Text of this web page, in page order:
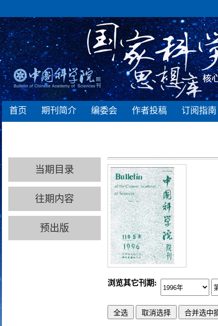
首页 期刊简介 编委会 作者投稿 订阅指南
当期目录
往期内容
预出版
浏览其它刊期: